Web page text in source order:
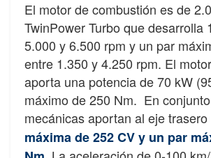
El motor de combustión es de
TwinPower Turbo que desarrolla
5.000 y 6.500 rpm y un par
entre 1.350 y 4.250 rpm. El
aporta una potencia de 70 kW
máximo de 250 Nm. En
mecánicas aportan al eje trasero
máxima de 252 CV y un par